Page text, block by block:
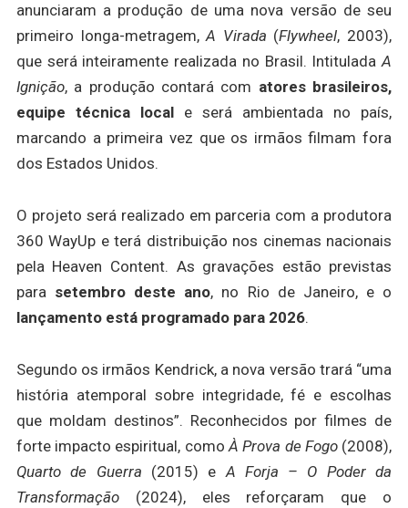
anunciaram a produção de uma nova versão de seu
primeiro longa-metragem,A Virada (Flywheel, 2003),
que será inteiramente realizada no Brasil. IntituladaA
Ignição, a produção contará com atores brasileiros,
equipe técnica locale será ambientada no país,
marcando a primeira vez que os irmãos filmam fora
dos Estados Unidos.
O projeto será realizado em parceria com a produtora
360 WayUp e terá distribuição nos cinemas nacionais
pela Heaven Content. As gravações estão previstas
para setembro deste ano, no Rio de Janeiro, e o
lançamento está programado para 2026.
Segundo os irmãos Kendrick, a nova versão trará “uma
história atemporal sobre integridade, fé e escolhas
que moldam destinos”. Reconhecidos por filmes de
forte impacto espiritual, como À Prova de Fogo(2008),
Quarto de Guerra (2015) e A Forja – O Poder da
Transformação(2024), eles reforçaram que o